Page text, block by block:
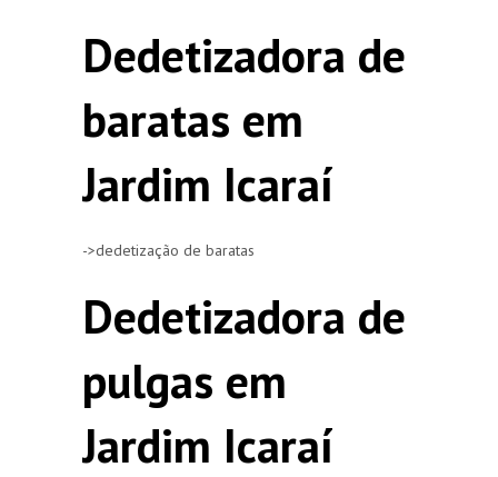
Dedetizadora de
baratas em
Jardim Icaraí
->dedetização de baratas
Dedetizadora de
pulgas em
Jardim Icaraí